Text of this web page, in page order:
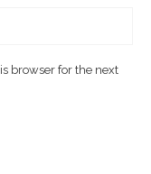
browser for the next